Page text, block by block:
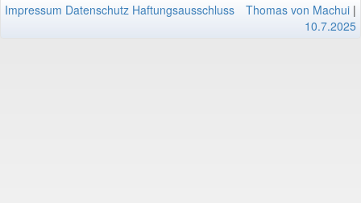
Impressum Datenschutz Haftungsausschluss Thomas von Machui |
10.7.2025